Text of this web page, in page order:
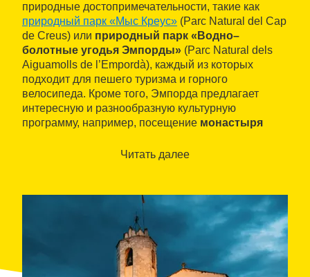
природные достопримечательности, такие как
природный парк «Мыс Креус» (Parc Natural del Cap
de Creus) или природный парк «Водно–
болотные угодья Эмпорды» (Parc Natural dels
Aiguamolls de l’Empordà), каждый из которых
подходит для пешего туризма и горного
велосипеда. Кроме того, Эмпорда предлагает
интересную и разнообразную культурную
программу, например, посещение монастыря
или греко-римских селений Эмпориона.
Читать далее